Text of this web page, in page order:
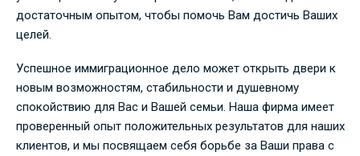
достаточным опытом, чтобы помочь Вам достичь Ваших
целей.
Успешное иммиграционное дело может открыть двери к
новым возможностям, стабильности и душевному
спокойствию для Вас и Вашей семьи. Наша фирма имеет
проверенный опыт положительных результатов для наших
клиентов, и мы посвящаем себя борьбе за Ваши права с